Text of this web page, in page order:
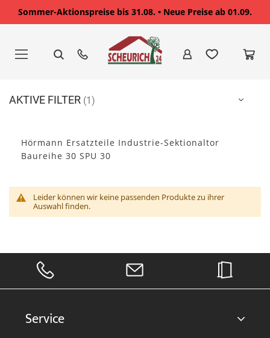
Sommer-Aktionspreise bis 31.08. • Neue Preise ab 01.09.
springen
Hörmann Ersatzteile Industrie-Sektionaltor
Baureihe 30 SPU 30
Leider können wir keine passenden Produkte zu ihrer
Auswahl finden.
AKTIVE FILTER
Service